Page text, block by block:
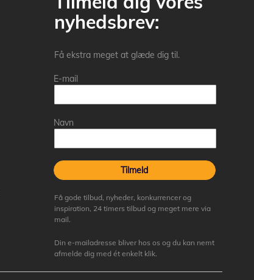
nyhedsbrev:
Få ekstra meget at glæde dig til.
E-mail
Navn
Tilmeld
Få gode tilbud, nyheder, konkurrencer og
inspiration, 24 timers tilbud og meget mere via
mail.
Din e-mailadresse bliver hos os og du kan nemt
afmelde dig med ét enkelt klik.